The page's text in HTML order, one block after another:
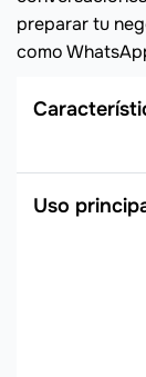
preparar tu
como
Uso